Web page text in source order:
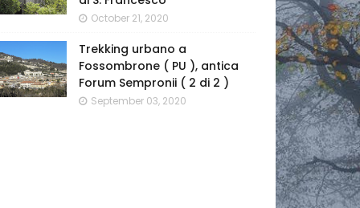
October 21, 2020
Trekking urbano a
Fossombrone ( PU ), antica
Forum Sempronii ( 2 di 2 )
September 03, 2020